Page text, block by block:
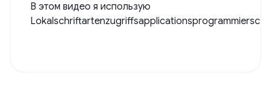
В этом видео я использую